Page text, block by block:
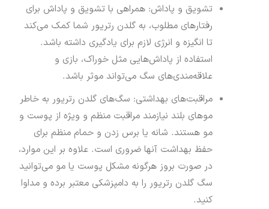
تشویق و پاداش: همراهی با تشویق و پاداش برای
رفتارهای مطلوب، به گلدن رتریور شما کمک می‌کند
تا انگیزه و انرژی لازم برای یادگیری داشته باشد.
استفاده از پاداش‌هایی مثل خوراک، بازی و
علاقه‌مندی‌های سگ می‌تواند موثر باشد.
مراقبت‌های بهداشتی: سگ‌های گلدن رتریور به خاطر
موهای بلند نیازمند مراقبت منظم و ویژه از پوست و
مو هستند. شانه یا برس زدن و حمام منظم برای
حفظ بهداشت آنها ضروری است. علاوه بر این موارد،
در صورت بروز هرگونه مشکل پوست یا مو می‌توانید
سگ گلدن رتریور را به دامپزشکی معتبر برده و مداوا
کنید.